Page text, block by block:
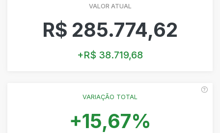
VALOR ATUAL
R$ 285.774,62
+R$ 38.719,68
VARIAÇÃO TOTAL
+15,67%